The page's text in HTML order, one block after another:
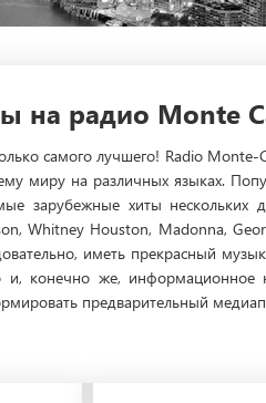
на радио Monte
самого лучшего! Radio
миру на различных языках.
зарубежные хиты нескольких
Whitney Houston, Madonna,
иметь прекрасный
конечно же, информационное
предварительный